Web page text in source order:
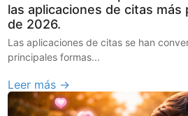
las aplicaciones de citas más
de 2026.
Las aplicaciones de citas se han
principales formas...
Leer más →